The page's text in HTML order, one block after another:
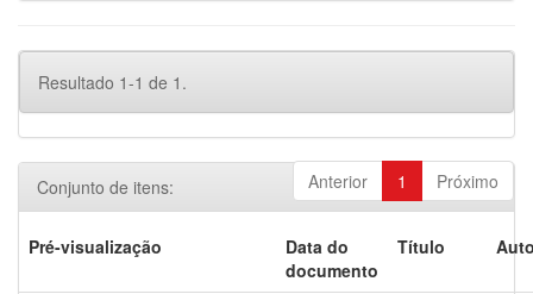
Resultado 1-1 de 1.
Anterior 1 Próximo
Conjunto de itens:
Pré-visualização
Data do
documento
Título